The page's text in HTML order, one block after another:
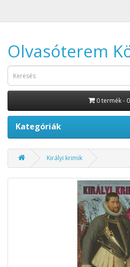
Olvasóterem
0 termék -
Kategóriák
Királyi krimik